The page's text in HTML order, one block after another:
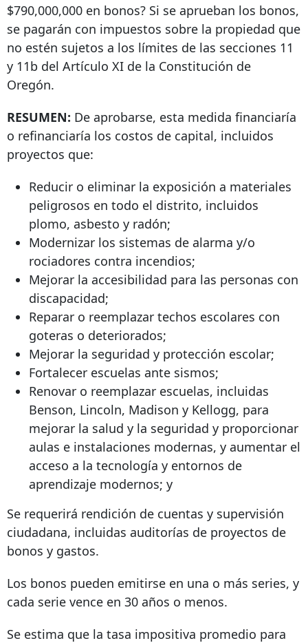
$790,000,000 en bonos? Si se aprueban los bonos,
se pagarán con impuestos sobre la propiedad que
no estén sujetos a los límites de las secciones 11
y 11b del Artículo XI de la Constitución de
Oregón.
RESUMEN: De aprobarse, esta medida financiaría
o refinanciaría los costos de capital, incluidos
proyectos que:
Reducir o eliminar la exposición a materiales
peligrosos en todo el distrito, incluidos
plomo, asbesto y radón;
Modernizar los sistemas de alarma y/o
rociadores contra incendios;
Mejorar la accesibilidad para las personas con
discapacidad;
Reparar o reemplazar techos escolares con
goteras o deteriorados;
Mejorar la seguridad y protección escolar;
Fortalecer escuelas ante sismos;
Renovar o reemplazar escuelas, incluidas
Benson, Lincoln, Madison y Kellogg, para
mejorar la salud y la seguridad y proporcionar
aulas e instalaciones modernas, y aumentar el
acceso a la tecnología y entornos de
aprendizaje modernos; y
Se requerirá rendición de cuentas y supervisión
ciudadana, incluidas auditorías de proyectos de
bonos y gastos.
Los bonos pueden emitirse en una o más series, y
cada serie vence en 30 años o menos.
Se estima que la tasa impositiva promedio para